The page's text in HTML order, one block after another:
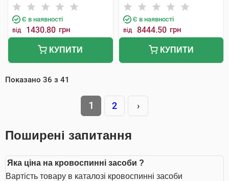
Є в наявності
від 1430.80 грн
КУПИТИ
Є в наявності
від 8444.50 грн
КУПИТИ
Показано 36 з 41
1 2 ›
Поширені запитання
Яка ціна на кровоспинні засоби ?
Вартість товару в каталозі кровоспинні засоби